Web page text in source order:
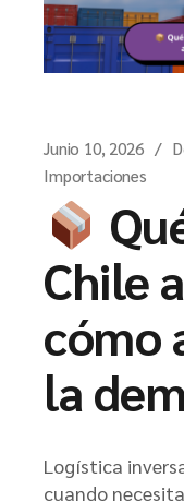
Junio 10, 2026
Importaciones
Chile
cómo
la
Logística
cuando